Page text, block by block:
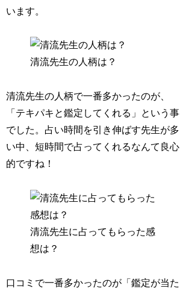
います。
清流先生の人柄は？
清流先生の人柄で一番多かったのが、
「 テキパキと鑑定してくれる 」という事
でした。占い時間を引き伸ばす先生が多
い中、短時間で占ってくれるなんて良心
的ですね！
清流先生に占ってもらった感
想は？
口コミで一番多かったのが「鑑定が当た